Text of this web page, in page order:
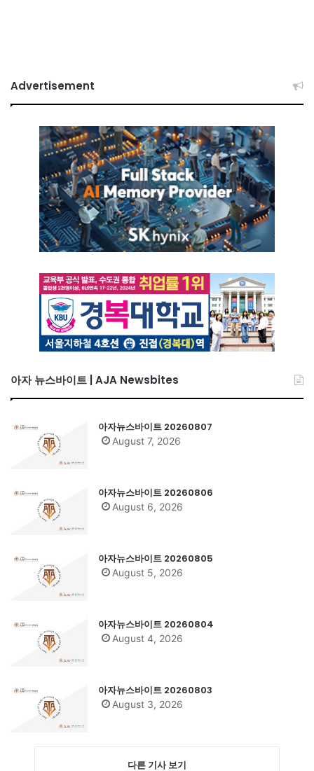
Advertisement
아자 뉴스바이트 | AJA Newsbites
아자뉴스바이트 20260807
August 7, 2026
아자뉴스바이트 20260806
August 6, 2026
아자뉴스바이트 20260805
August 5, 2026
아자뉴스바이트 20260804
August 4, 2026
아자뉴스바이트 20260803
August 3, 2026
다른 기사 보기